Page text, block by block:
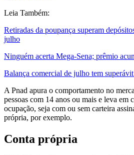
Leia Também:
Retiradas da poupança superam
julho
Ninguém acerta Mega-Sena; prêmio
Balança comercial de julho tem
A Pnad apura o comportamento no
pessoas com 14 anos ou mais e leva em
ocupação, seja com ou sem carteira
própria, por exemplo.
Conta própria